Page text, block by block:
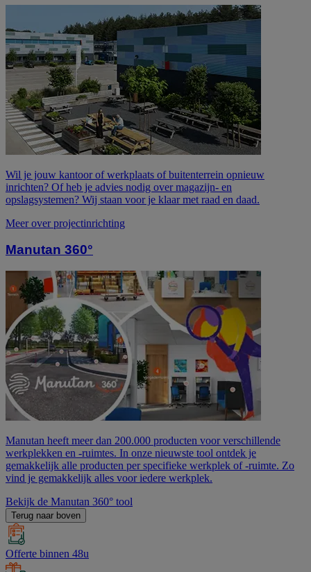
Wil je jouw kantoor of werkplaats of buitenterrein opnieuw
inrichten? Of heb je advies nodig over magazijn- en
opslagsystemen? Wij staan voor je klaar met raad en daad.
Meer over projectinrichting
Manutan 360°
Manutan heeft meer dan 200.000 producten voor verschillende
werkplekken en -ruimtes. In onze nieuwste tool ontdek je
gemakkelijk alle producten per specifieke werkplek of -ruimte. Zo
vind je gemakkelijk alles voor iedere werkplek.
Bekijk de Manutan 360° tool
Terug naar boven
Offerte binnen 48u